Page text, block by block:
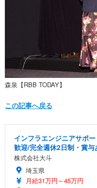
森泉【RBB TODAY】
この記事へ戻る
インフラエンジニアサポ
歓迎/完全週休2日制・賞与
株式会社大斗
埼玉県
月給31万円～45万円